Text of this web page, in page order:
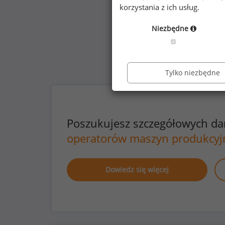
Poszukujesz szczegółowych
operatorów maszyn
Dowiedz się więcej
korzystania z ich usług.
Niezbędne
Tylko niezbędne